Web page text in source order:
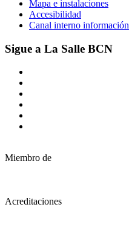
Mapa e instalaciones
Accesibilidad
Canal interno información
Sigue a La Salle BCN
Miembro de
Acreditaciones